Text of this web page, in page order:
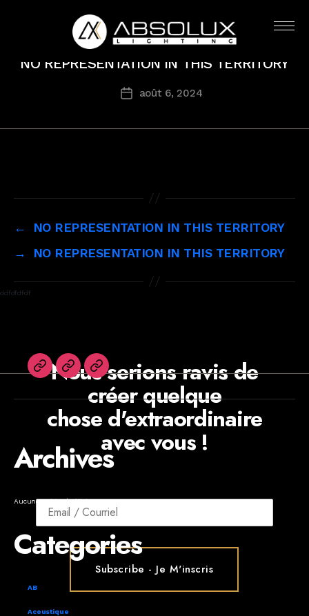
Catégories
MN USA
NO REPRESENTATION IN THIS TERRITORY
Dateaoût 6, 2024
←
NO REPRESENTATION IN THIS TERRITORY
→
NO REPRESENTATION IN THIS TERRITORY
ddfdfdfdf
English Agents Newsletters
Archives
Aucune archive à afficher.
Categories
AB
Acoustique
Nous serions ravis de
créer quelque
chose d'extraordinaire
avec vous !